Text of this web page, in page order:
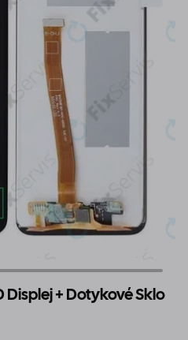
Displej + Dotykové Sklo